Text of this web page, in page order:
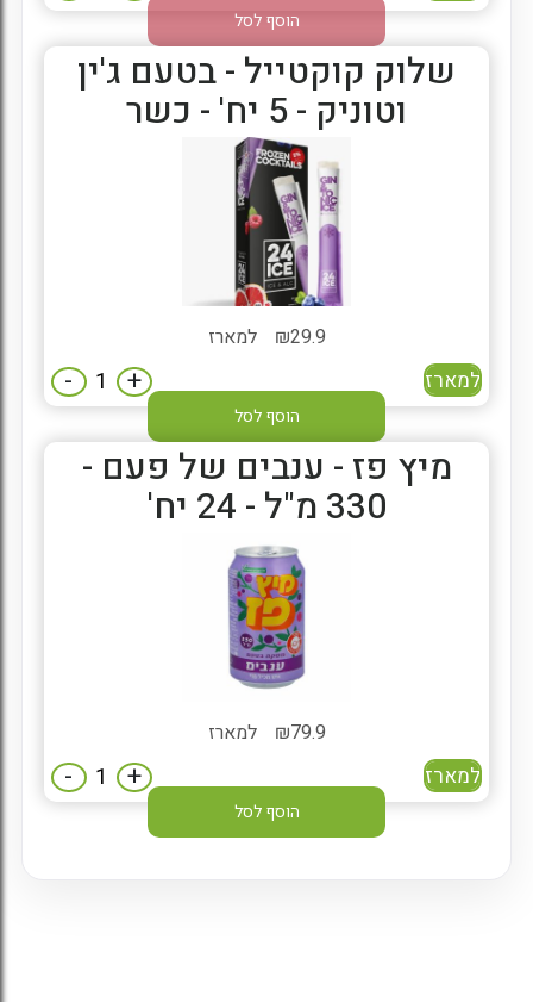
הוסף לסל
שלוק קוקטייל - בטעם ג'ין
וטוניק - 5 יח' - כשר
29.9
₪ למארז
למארז +
-
הוסף לסל
מיץ פז - ענבים של פעם -
330 מ"ל - 24 יח'
79.9
₪ למארז
למארז +
-
הוסף לסל